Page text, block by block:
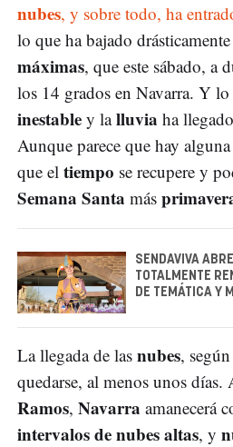
nubes, y sobre todo, ha
lo que ha bajado
máximas, que este sábado, a
los 14 grados en Navarra. Y lo
inestable y lalluvia ha
Aunque parece que hay
que el tiempo se recupere y
Semana Santa más
SENDAVIVA
TOTALMENTE
DE TEMÁTICA Y
La llegada de las nubes,
quedarse, al menos unos días.
Ramos, Navarra amanecerá
intervalos de nubes altas, y